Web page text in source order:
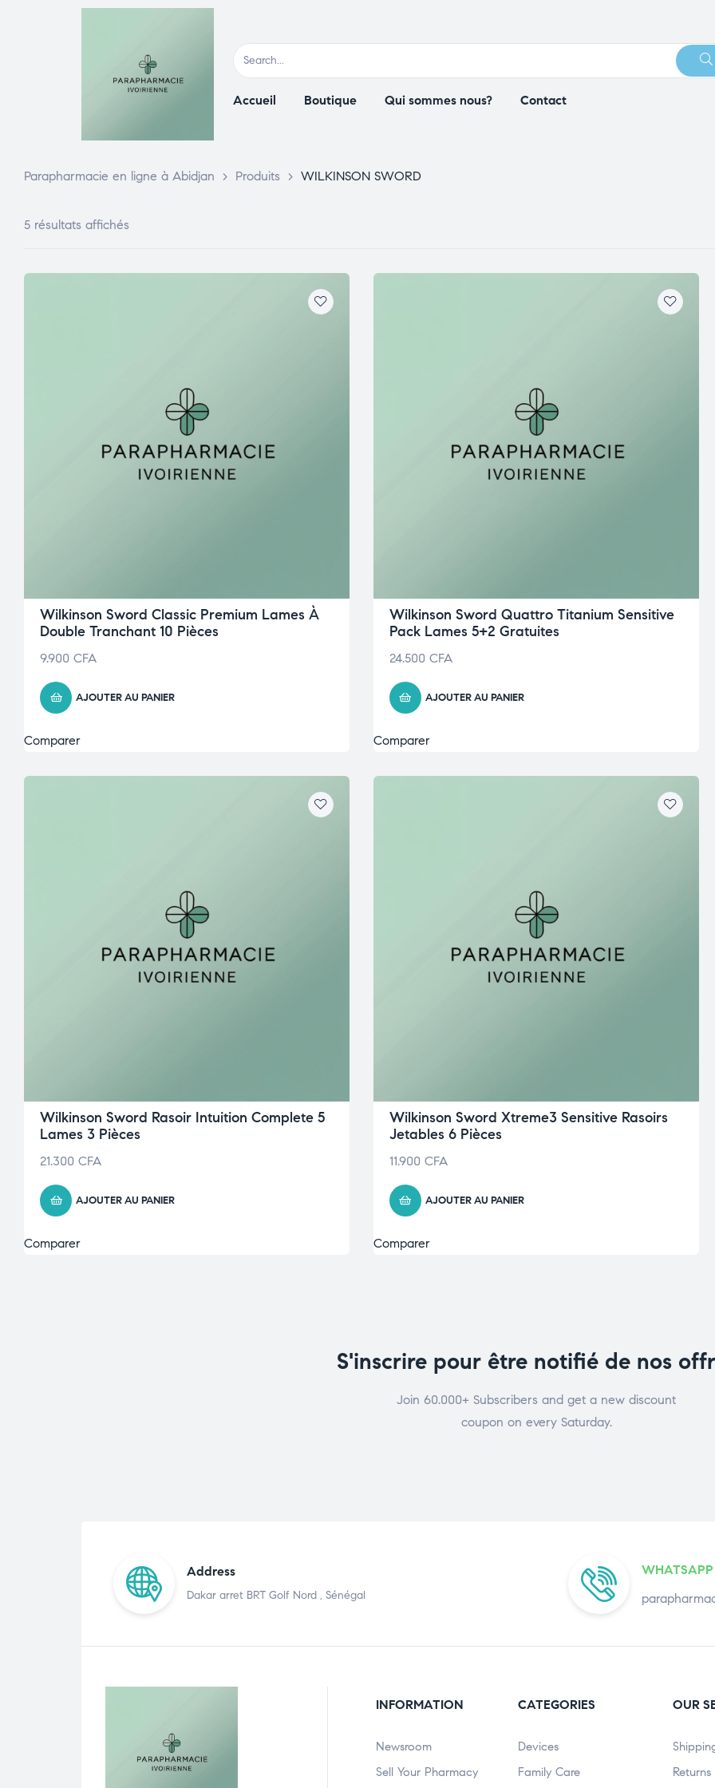
Accueil Boutique Qui sommes nous? Contact
Parapharmacie en ligne à Abidjan > Produits > WILKINSON SWORD
5 résultats affichés
Wilkinson Sword Classic Premium Lames À
Double Tranchant 10 Pièces
9.900 CFA
AJOUTER AU PANIER
Comparer
Wilkinson Sword Quattro Titanium Sensitive
Pack Lames 5+2 Gratuites
24.500 CFA
AJOUTER AU PANIER
Comparer
Wilkinson Sword Rasoir Intuition Complete 5
Lames 3 Pièces
21.300 CFA
AJOUTER AU PANIER
Comparer
Wilkinson Sword Xtreme3 Sensitive Rasoirs
Jetables 6 Pièces
11.900 CFA
AJOUTER AU PANIER
Comparer
S'inscrire pour être notifié de nos
Join 60.000+ Subscribers and get a new discount
coupon on every Saturday.
Address
Dakar arret BRT Golf Nord , Sénégal
WHATSAPP
INFORMATION
Newsroom
Sell Your Pharmacy
CATEGORIES
Devices
Family Care
OUR
Returns